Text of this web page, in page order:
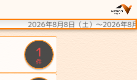
2026年8月8日（土）〜2026年8月
1
件